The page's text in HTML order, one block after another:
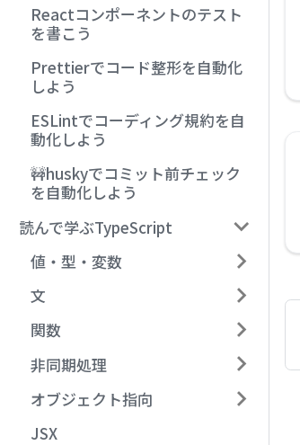
Reactコンポーネントのテスト
を書こう
Prettierでコード整形を自動化
しよう
ESLintでコーディング規約を自
動化しよう
🚧huskyでコミット前チェック
を自動化しよう
読んで学ぶTypeScript
値・型・変数
文
関数
非同期処理
オブジェクト指向
JSX